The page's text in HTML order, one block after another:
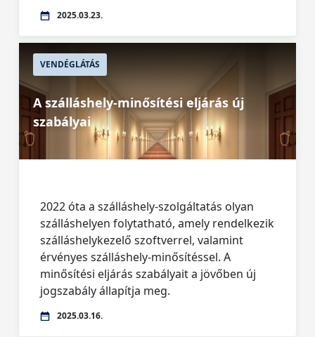
2025.03.23.
VENDÉGLÁTÁS
A szálláshely-minősítési eljárás új
szabályai
2022 óta a szálláshely-szolgáltatás olyan
szálláshelyen folytatható, amely rendelkezik
szálláshelykezelő szoftverrel, valamint
érvényes szálláshely-minősítéssel. A
minősítési eljárás szabályait a jövőben új
jogszabály állapítja meg.
2025.03.16.